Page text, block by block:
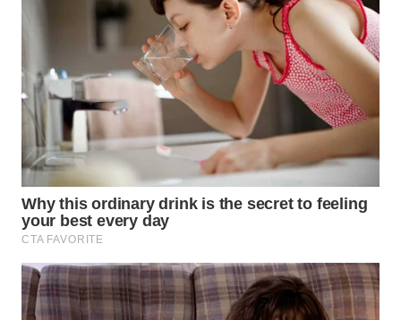
WN
KARAWANG
WN
BEKASI
WN
WN